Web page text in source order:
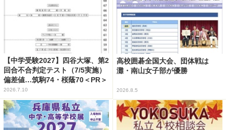
【中学受験2027】四谷大塚、第2
回合不合判定テスト（7/5実施）
偏差値…筑駒74・桜蔭70＜PR＞
2026.7.10
高校囲碁全国大会、団体戦は
灘・南山女子部が優勝
2026.8.5